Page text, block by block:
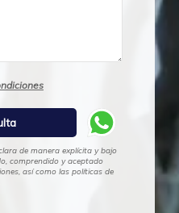
de manera explícita y bajo
comprendido y aceptado
así como las políticas de